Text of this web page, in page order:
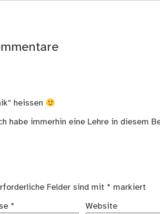
heissen
habe immerhin eine Lehre in diesem
Felder sind mit * markiert
* Website